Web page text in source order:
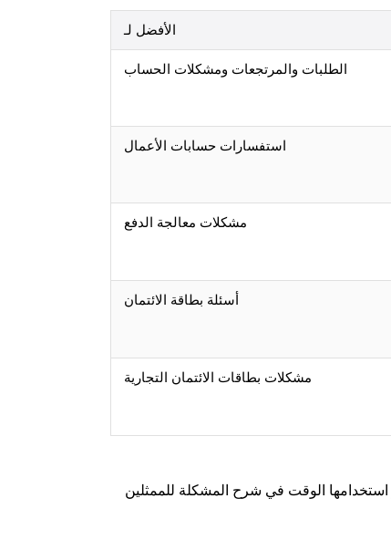
الأفضل لـ
الطلبات والمرتجعات ومشكلات الحساب
استفسارات حسابات الأعمال
مشكلات معالجة الدفع
أسئلة بطاقة الائتمان
مشكلات بطاقات الائتمان التجارية
الوقت في شرح المشكلة للممثلين